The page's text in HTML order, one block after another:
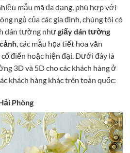
mẫu mã đa dạng, phù hợp với
ngủ của các gia đình, chúng tôi có
dán tường nhưgiấy dán tường
, các mẫu họa tiết hoa văn
điển hoặc hiện đại. Dưới đây là
3D và 5D cho các khách hàng ở
khách hàng khác trên toàn quốc:
Phòng